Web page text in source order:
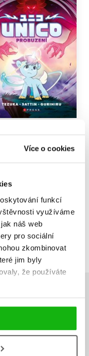
Více o cookies
funkcí
využíváme
náš web
pro sociální
zkombinovat
jim byly
že používáte
239 Kč299 Kč
Zobraz záznamů
Další
zboží je výhodná
osobních údajů.